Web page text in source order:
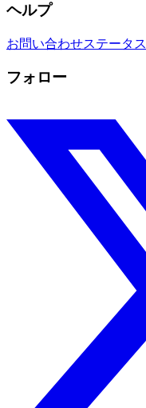
ヘルプ
お問い合わせステータス
フォロー